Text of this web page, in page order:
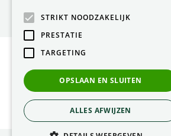
E.peacock@peacock.nl
Privacy Statement
Green Solutions
STRIKT NOODZAKELIJK
PRESTATIE
TARGETING
OPSLAAN EN SLUITEN
ALLES AFWIJZEN